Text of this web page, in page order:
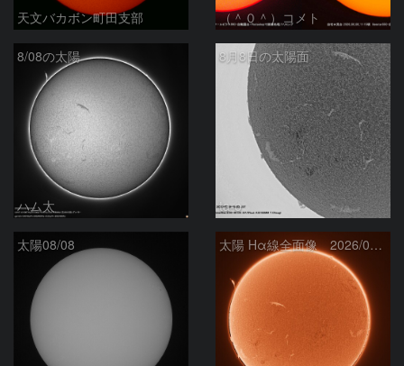
天文バカボン町田支部 （＾０＾）コメト
8/08の太陽
ハム太
8月8日の太陽面
ta-o
太陽08/08 太陽 Hα線全面像 2026/08/08